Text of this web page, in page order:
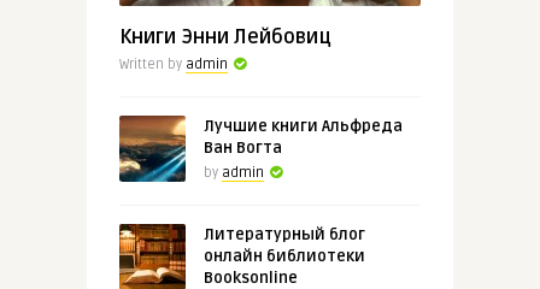
Книги Энни Лейбовиц
Written by admin
Лучшие книги Альфреда
Ван Вогта
by admin
Литературный блог
онлайн библиотеки
Booksonline